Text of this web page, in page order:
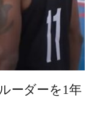
ーダーを1年